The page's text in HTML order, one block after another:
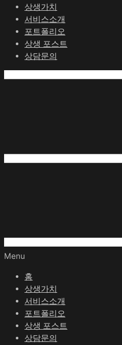
상생가치
서비스소개
포트폴리오
상생 포스트
상담문의
Menu
홈
상생가치
서비스소개
포트폴리오
상생 포스트
상담문의